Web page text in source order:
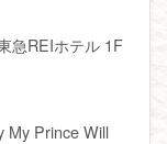
急REIホテル 1F
My Prince Will